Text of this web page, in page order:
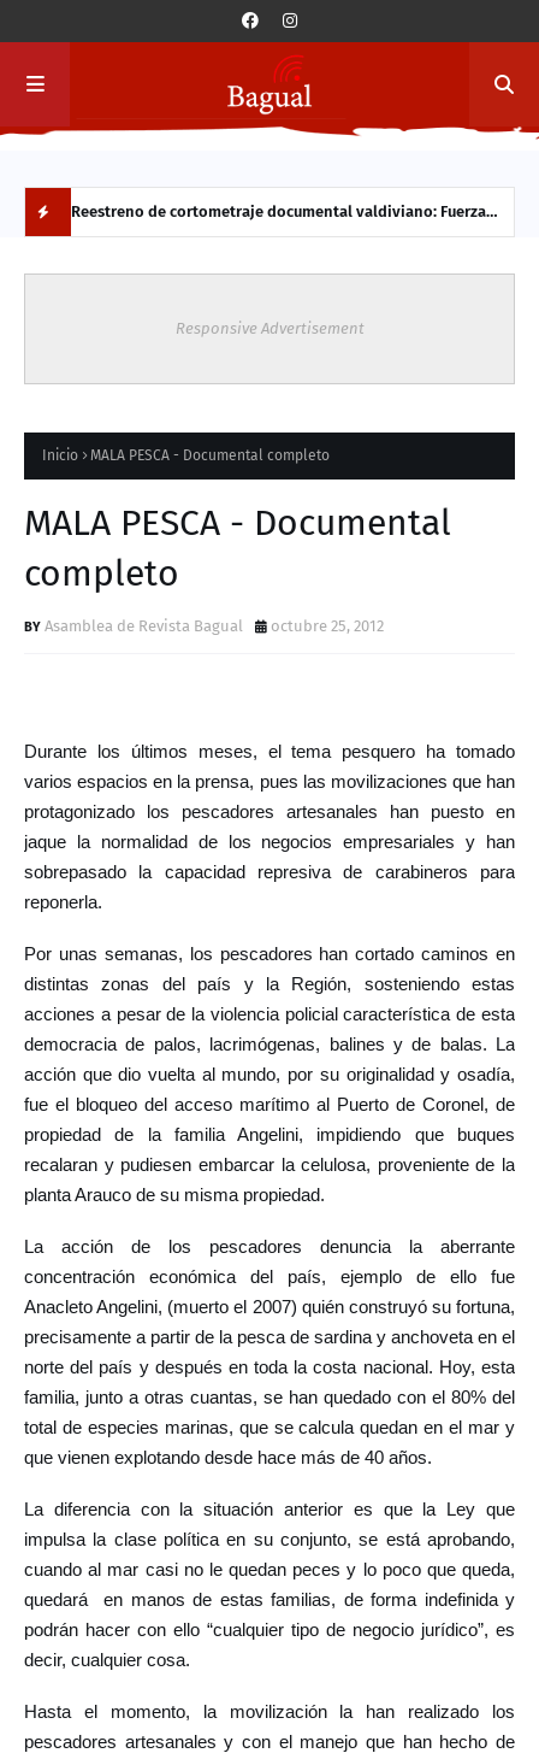
D
de Reestreno de cortometraje documental valdiviano: Fuerza
Responsive Advertisement
Inicio MALA PESCA - Documental completo
MALA PESCA - Documental
completo
Asamblea de Revista Bagual octubre 25, 2012
Durante los últimos meses, el tema pesquero ha tomado
varios espacios en la prensa, pues las movilizaciones que han
protagonizado los pescadores artesanales han puesto en
jaque la normalidad de los negocios empresariales y han
sobrepasado la capacidad represiva de carabineros para
reponerla.
Por unas semanas, los pescadores han cortado caminos en
distintas zonas del país y la Región, sosteniendo estas
acciones a pesar de la violencia policial característica de esta
democracia de palos, lacrimógenas, balines y de balas. La
acción que dio vuelta al mundo, por su originalidad y osadía,
fue el bloqueo del acceso marítimo al Puerto de Coronel, de
propiedad de la familia Angelini, impidiendo que buques
recalaran y pudiesen embarcar la celulosa, proveniente de la
planta Arauco de su misma propiedad.
La acción de los pescadores denuncia la aberrante
concentración económica del país, ejemplo de ello fue
Anacleto Angelini, (muerto el 2007) quién construyó su fortuna,
precisamente a partir de la pesca de sardina y anchoveta en el
norte del país y después en toda la costa nacional. Hoy, esta
familia, junto a otras cuantas, se han quedado con el 80% del
total de especies marinas, que se calcula quedan en el mar y
que vienen explotando desde hace más de 40 años.
La diferencia con la situación anterior es que la Ley que
impulsa la clase política en su conjunto, se está aprobando,
cuando al mar casi no le quedan peces y lo poco que queda,
quedará en manos de estas familias, de forma indefinida y
podrán hacer con ello “cualquier tipo de negocio jurídico”, es
decir, cualquier cosa.
Hasta el momento, la movilización la han realizado los
pescadores artesanales y con el manejo que han hecho de